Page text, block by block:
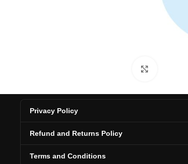
Privacy Policy
Refund and Returns Policy
Terms and Conditions